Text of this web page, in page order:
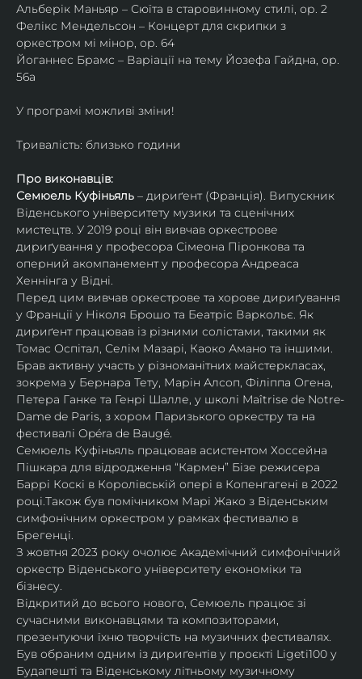
Альберік Маньяр – Сюїта в старовинному стилі, ор. 2
Фелікс Мендельсон – Концерт для скрипки з
оркестром мі мінор, ор. 64
Йоганнес Брамс – Варіації на тему Йозефа Гайдна, ор.
56a
У програмі можливі зміни!
Тривалість: близько години
Про виконавців:
Семюель Куфіньяль – дириґент (Франція). Випускник
Віденського університету музики та сценічних
мистецтв. У 2019 році він вивчав оркестрове
дириґування у професора Сімеона Піронкова та
оперний акомпанемент у професора Андреаса
Хеннінга у Відні.
Перед цим вивчав оркестрове та хорове дириґування
у Франції у Ніколя Брошо та Беатріс Варкольє. Як
дириґент працював із різними солістами, такими як
Томас Оспітал, Селім Мазарі, Каоко Амано та іншими.
Брав активну участь у різноманітних майстеркласах,
зокрема у Бернара Тету, Марін Алсоп, Філіппа Огена,
Петера Ганке та Генрі Шалле, у школі Maîtrise de Notre-
Dame de Paris, з хором Паризького оркестру та на
фестивалі Opéra de Baugé.
Семюель Куфіньяль працював асистентом Хоссейна
Пішкара для відродження “Кармен” Бізе режисера
Баррі Коскі в Королівській опері в Копенгагені в 2022
році.Також був помічником Марі Жако з Віденським
симфонічним оркестром у рамках фестивалю в
Брегенці.
З жовтня 2023 року очолює Академічний симфонічний
оркестр Віденського університету економіки та
бізнесу.
Відкритий до всього нового, Семюель працює зі
сучасними виконавцями та композиторами,
презентуючи їхню творчість на музичних фестивалях.
Був обраним одним із дириґентів у проєкті Ligeti100 у
Будапешті та Віденському літньому музичному